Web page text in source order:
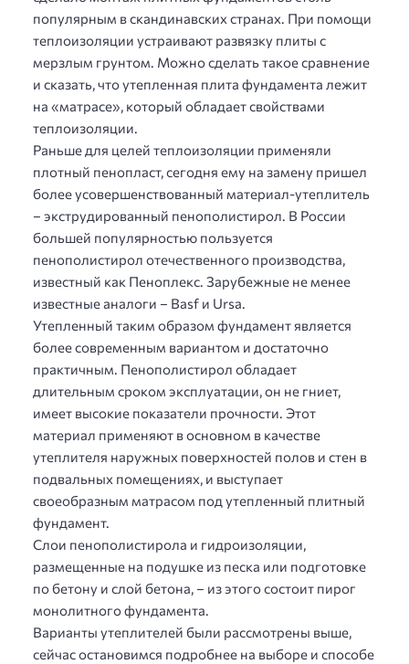
популярным в скандинавских странах. При помощи
теплоизоляции устраивают развязку плиты с
мерзлым грунтом. Можно сделать такое сравнение
и сказать, что утепленная плита фундамента лежит
на «матрасе», который обладает свойствами
теплоизоляции.
Раньше для целей теплоизоляции применяли
плотный пенопласт, сегодня ему на замену пришел
более усовершенствованный материал-утеплитель
– экструдированный пенополистирол. В России
большей популярностью пользуется
пенополистирол отечественного производства,
известный как Пеноплекс. Зарубежные не менее
известные аналоги – Basf и Ursa.
Утепленный таким образом фундамент является
более современным вариантом и достаточно
практичным. Пенополистирол обладает
длительным сроком эксплуатации, он не гниет,
имеет высокие показатели прочности. Этот
материал применяют в основном в качестве
утеплителя наружных поверхностей полов и стен в
подвальных помещениях, и выступает
своеобразным матрасом под утепленный плитный
фундамент.
Слои пенополистирола и гидроизоляции,
размещенные на подушке из песка или подготовке
по бетону и слой бетона, – из этого состоит пирог
монолитного фундамента.
Варианты утеплителей были рассмотрены выше,
сейчас остановимся подробнее на выборе и способе